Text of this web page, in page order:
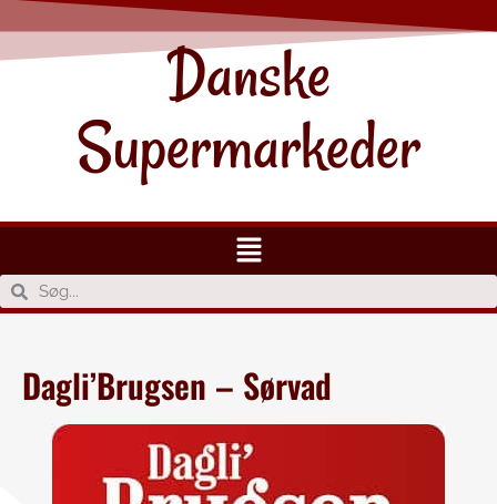
Danske
Supermarkeder
Dagli’Brugsen – Sørvad